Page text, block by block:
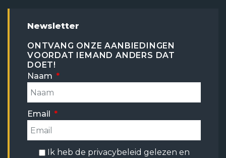
Newsletter
ONTVANG ONZE AANBIEDINGEN
VOORDAT IEMAND ANDERS DAT
DOET!
Naam
Email
Ik heb de privacybeleid gelezen en